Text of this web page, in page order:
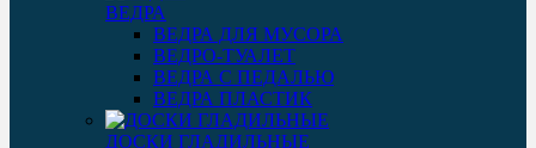
ВЕДРА
ВЕДРА ДЛЯ МУСОРА
ВЕДРО-ТУАЛЕТ
ВЕДРА С ПЕДАЛЬЮ
ВЕДРА ПЛАСТИК
ДОСКИ ГЛАДИЛЬНЫЕ